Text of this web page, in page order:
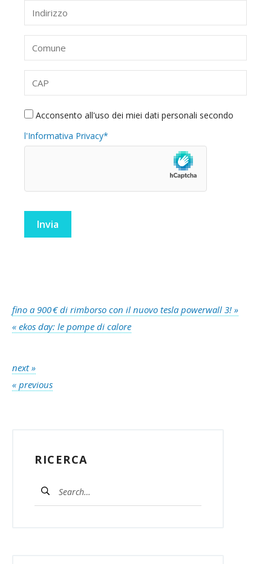
Acconsento all'uso dei miei dati personali secondo
l'Informativa Privacy*
fino a 900 € di rimborso con il nuovo tesla powerwall 3! »
« ekos day: le pompe di calore
next »
« previous
RICERCA